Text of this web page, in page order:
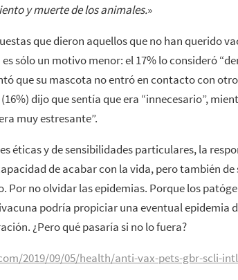
y muerte de los animales.»
que dieron aquellos que no han querido
sólo un motivo menor: el 17% lo consideró
que su mascota no entró en contacto con
dijo que sentía que era “innecesario”,
muy estresante”.
éticas y de sensibilidades particulares, la
de acabar con la vida, pero también
Por no olvidar las epidemias. Porque los
podría propiciar una eventual epidemia
¿Pero qué pasaría si no lo fuera?
2019/09/05/health/anti-vax-pets-gbr-scli-